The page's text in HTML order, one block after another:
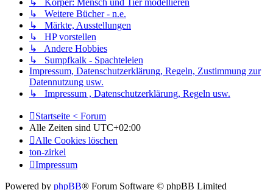
↳ Weitere Bücher - n.e.
↳ Märkte, Ausstellungen
↳ HP vorstellen
↳ Andere Hobbies
↳ Sumpfkalk - Spachteleien
Impressum, Datenschutzerklärung, Regeln, Zustimmung zur
Datennutzung usw.
↳ Impressum , Datenschutzerklärung, Regeln usw.
Startseite < Forum
Alle Zeiten sind UTC+02:00
Alle Cookies löschen
ton-zirkel
Impressum
Powered by phpBB® Forum Software © phpBB Limited